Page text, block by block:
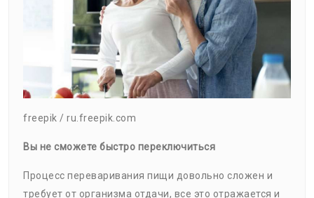
freepik / ru.freepik.com
Вы не сможете быстро переключиться
Процесс переваривания пищи довольно сложен и
требует от организма отдачи, все это отражается и